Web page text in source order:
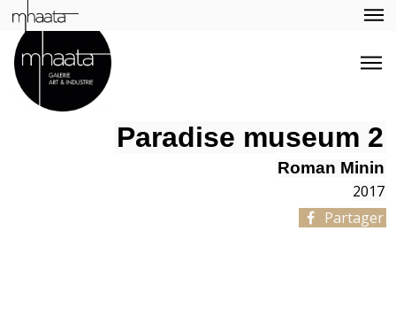
Paradise museum 2
Roman Minin
2017
Partager